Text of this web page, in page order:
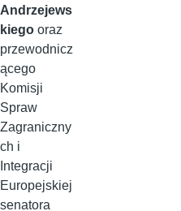
Andrzejews
kiego oraz
przewodnicz
ącego
Komisji
Spraw
Zagraniczny
ch i
Integracji
Europejskiej
senatora